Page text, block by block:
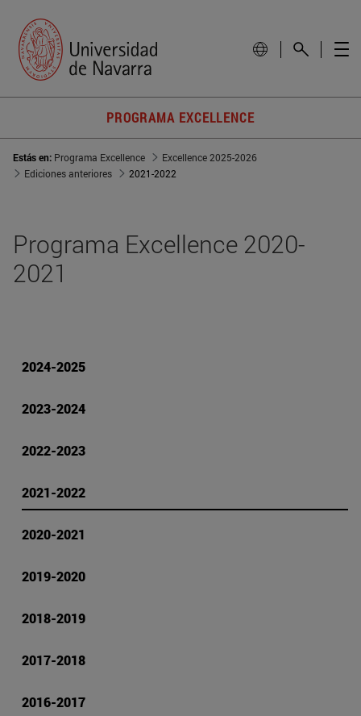
PROGRAMA EXCELLENCE
Estás en: Programa Excellence
Excellence 2025-2026
Ediciones anteriores
2021-2022
Programa Excellence 2020-
2021
2024-2025
2023-2024
2022-2023
2021-2022
2020-2021
2019-2020
2018-2019
2017-2018
2016-2017